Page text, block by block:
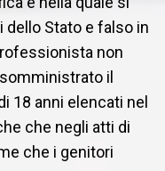
dello Stato e falso in
non
il
18 anni elencati nel
che negli atti di
che i genitori